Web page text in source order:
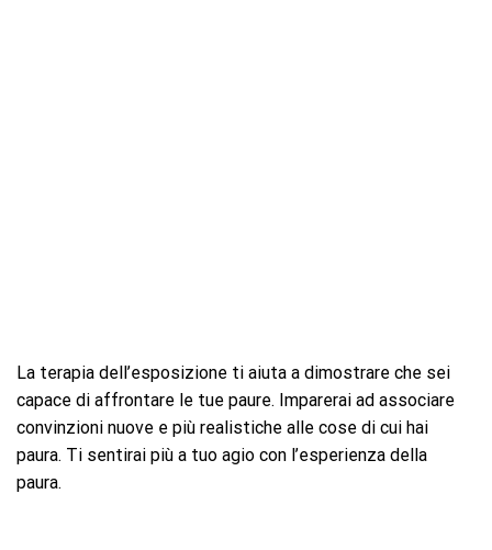
La terapia dell’esposizione ti aiuta a dimostrare che sei
capace di affrontare le tue paure. Imparerai ad associare
convinzioni nuove e più realistiche alle cose di cui hai
paura. Ti sentirai più a tuo agio con l’esperienza della
paura.